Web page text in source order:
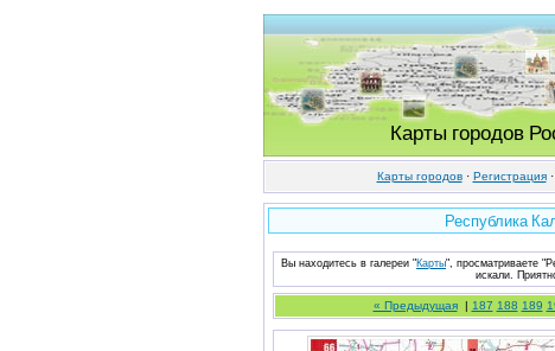
Карты городов
Карты городов· Регистрация·
Республика
Вы находитесь в галереи "Карты", просматриваете
искали.
« Предыдущая| 187 188 189